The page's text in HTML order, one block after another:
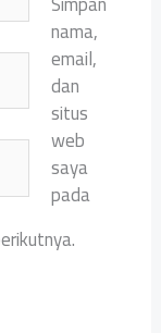
nama,
email,
dan
situs
web
saya
pada